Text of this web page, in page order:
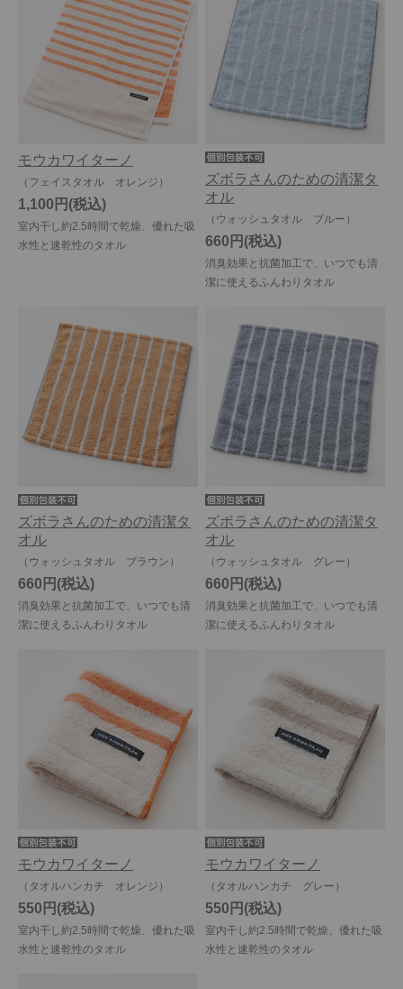
モウカワイターノ
（フェイスタオル オレンジ）
室内干し約2.5時間で乾燥、優れた吸
水性と速乾性のタオル
1,100円
ズボラさんのための清潔タ
オル
（ウォッシュタオル ブルー）
消臭効果と抗菌加工で、いつでも清
潔に使えるふんわりタオル
660円
ズボラさんのための清潔タ
オル
（ウォッシュタオル ブラウン）
消臭効果と抗菌加工で、いつでも清
潔に使えるふんわりタオル
660円
ズボラさんのための清潔タ
オル
（ウォッシュタオル グレー）
消臭効果と抗菌加工で、いつでも清
潔に使えるふんわりタオル
660円
モウカワイターノ
（タオルハンカチ オレンジ）
室内干し約2.5時間で乾燥、優れた吸
水性と速乾性のタオル
550円
モウカワイターノ
（タオルハンカチ グレー）
室内干し約2.5時間で乾燥、優れた吸
水性と速乾性のタオル
550円